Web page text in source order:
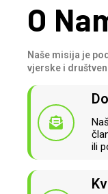
O
Naše misija je
vjerske i
ili